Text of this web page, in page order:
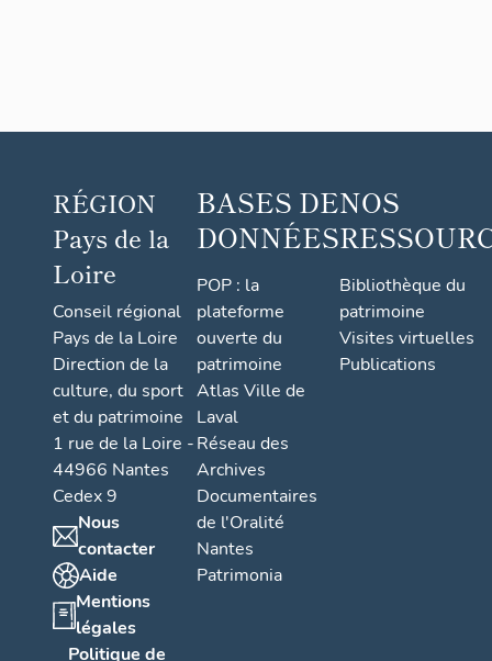
RÉGION
Pays de la
Loire
Conseil régional
Pays de la Loire
Direction de la
culture, du sport
et du patrimoine
1 rue de la Loire -
44966 Nantes
Cedex 9
Nous
contacter
Aide
Mentions
légales
Politique de
BASES DE
DONNÉES
POP : la
plateforme
ouverte du
patrimoine
Atlas Ville de
Laval
Réseau des
Archives
Documentaires
de l'Oralité
Nantes
Patrimonia
NOS
Bibliothèque du
patrimoine
Visites virtuelles
Publications